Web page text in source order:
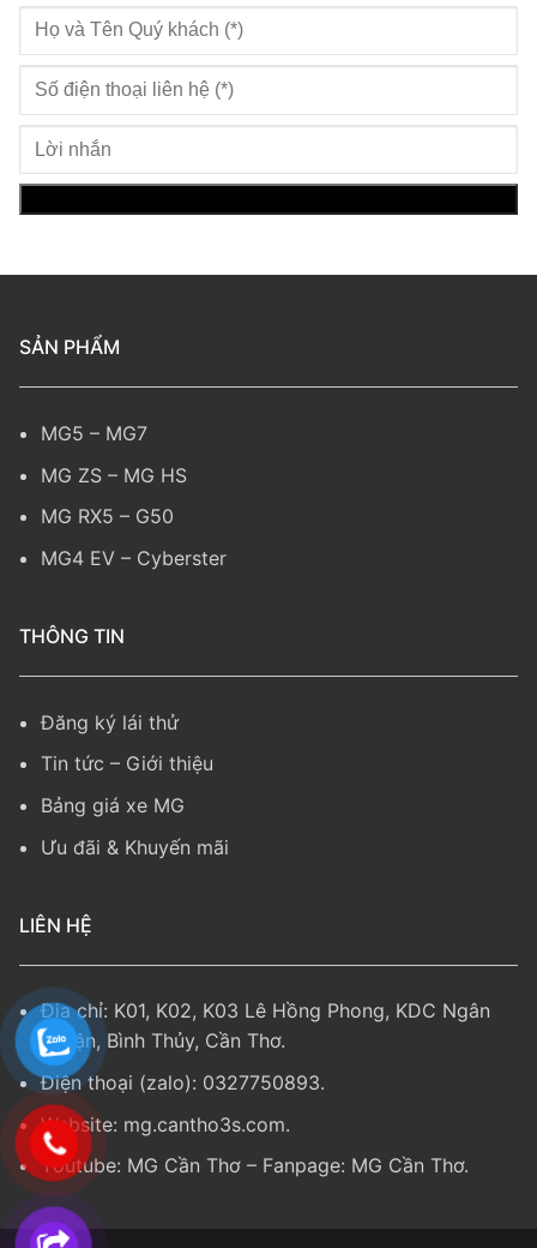
SẢN PHẨM
MG5 – MG7
MG ZS – MG HS
MG RX5 – G50
MG4 EV – Cyberster
THÔNG TIN
Đăng ký lái thử
Tin tức – Giới thiệu
Bảng giá xe MG
Ưu đãi & Khuyến mãi
LIÊN HỆ
Địa chỉ: K01, K02, K03 Lê Hồng Phong, KDC Ngân
Thuận, Bình Thủy, Cần Thơ.
Điện thoại (zalo): 0327750893.
Website: mg.cantho3s.com.
Youtube: MG Cần Thơ – Fanpage: MG Cần Thơ.